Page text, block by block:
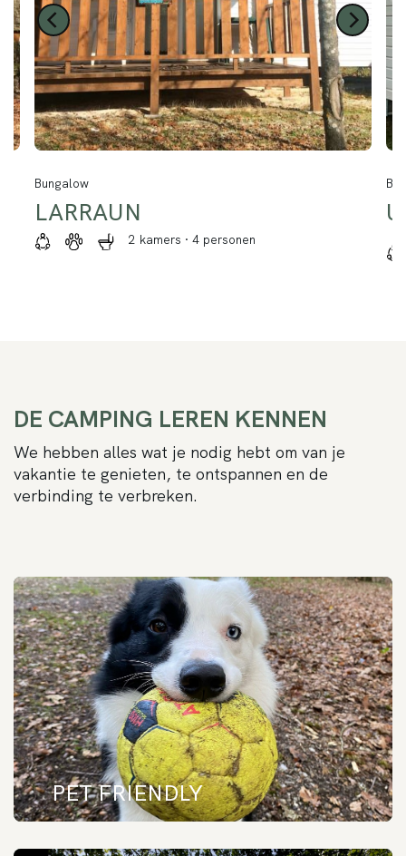
Bungalow
LARRAUN
2 kamers · 4 personen
DE CAMPING LEREN KENNEN
We hebben alles wat je nodig hebt om van je
vakantie te genieten, te ontspannen en de
verbinding te verbreken.
CAMPING PET FRIENDLY
Camping Etxarri is de ideale bestemming als je een paar dagen op vakantie wilt met je huisdier.
De natuurlijke omgeving die onze faciliteiten omringt en de vele activiteiten die worden
aangeboden zijn perfect voor de harigste leden van de familie.a.
PET FRIENDLY